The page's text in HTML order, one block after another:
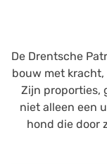
De Drentsche
bouw met
Zijn proporties,
niet alleen een
hond die door